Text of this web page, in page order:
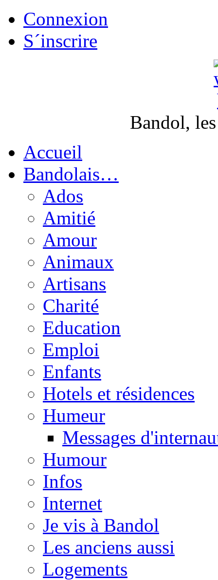
Connexion
S´inscrire
Bandol,
Accueil
Bandolais…
Ados
Amitié
Amour
Animaux
Artisans
Charité
Education
Emploi
Enfants
Hotels et résidences
Humeur
Messages
Humour
Infos
Internet
Je vis à Bandol
Les anciens aussi
Logements